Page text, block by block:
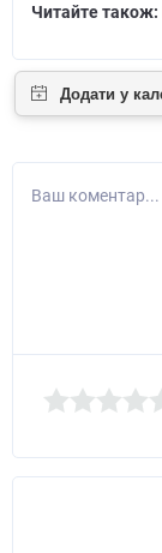
Читайте також:
Ваш коментар...